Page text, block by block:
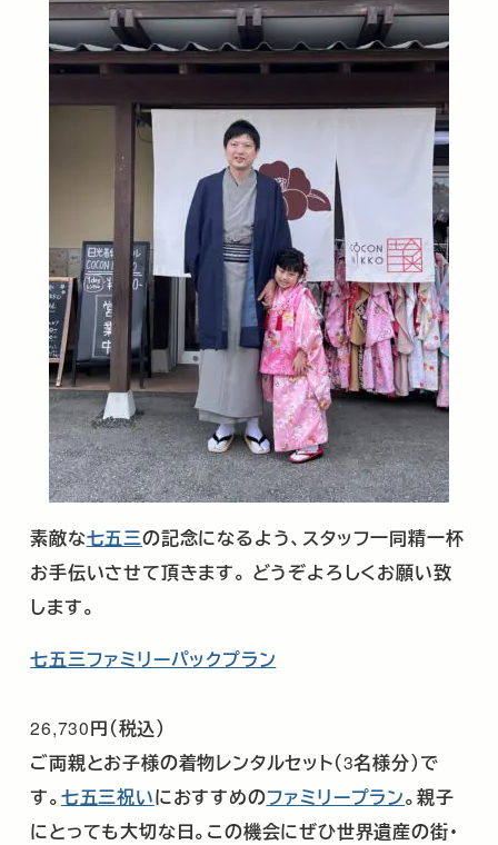
素敵な七五三の記念になるよう、スタッフ一同精一杯
お手伝いさせて頂きます。 どうぞよろしくお願い致
します。
七五三ファミリーパックプラン
26,730円（税込）
ご両親とお子様の着物レンタルセット（3名様分）で
す。七五三祝いにおすすめのファミリープラン。親子
にとっても大切な日。この機会にぜひ世界遺産の街・